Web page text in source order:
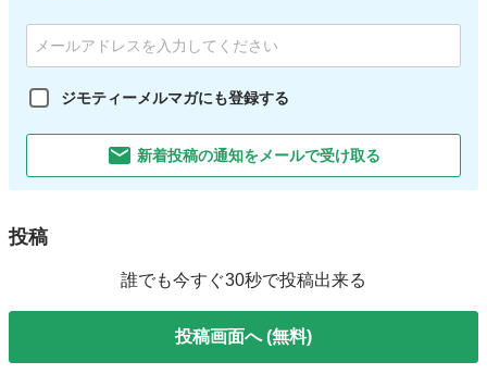
ジモティーメルマガにも登録する
新着投稿の通知をメールで受け取る
投稿
誰でも今すぐ30秒で投稿出来る
投稿画面へ (無料)